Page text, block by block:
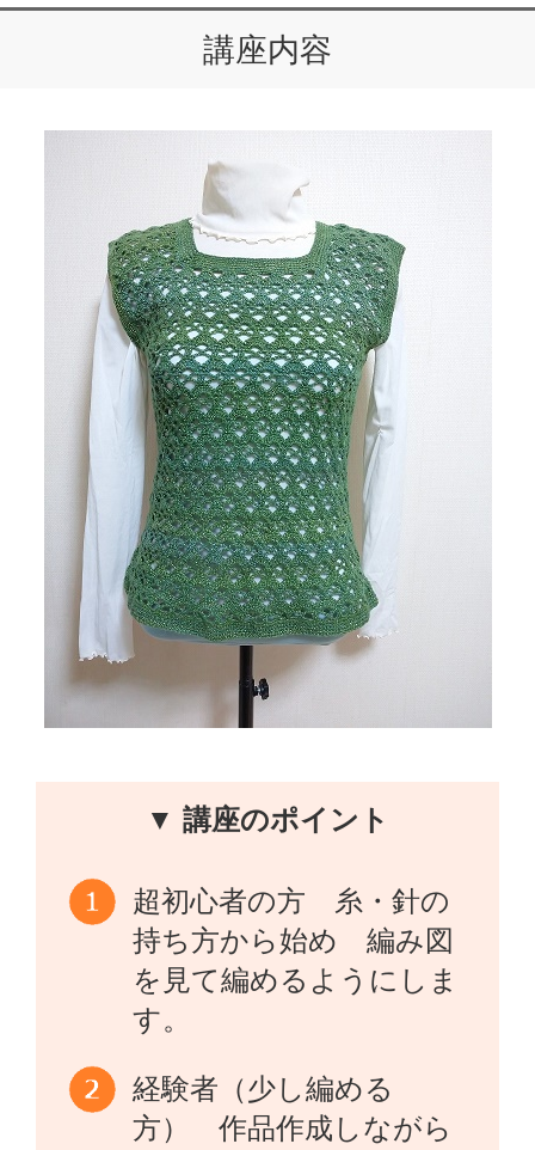
講座内容
▼ 講座のポイント
超初心者の方 糸・針の
持ち方から始め 編み図
を見て編めるようにしま
す。
経験者（少し編める
方） 作品作成しながら